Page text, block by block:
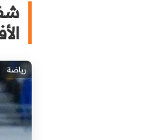
رياضة